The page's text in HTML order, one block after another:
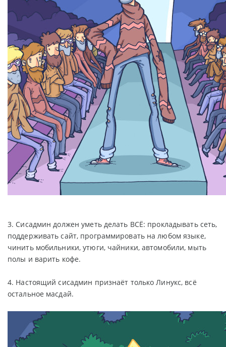
3. Сисадмин должен уметь делать ВСЁ: прокладывать сеть,
поддерживать сайт, программировать на любом языке,
чинить мобильники, утюги, чайники, автомобили, мыть
полы и варить кофе.
4. Настоящий сисадмин признаёт только Линукс, всё
остальное масдай.